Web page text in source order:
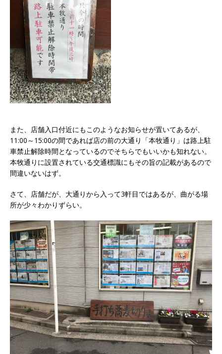
また、店舗入口付近にもこのようなお知らせが置いてあるが、
11:00～15:00の間であれば店の前の大通り「本牧通り」は路上駐
車禁止解除時間となっているのでそちらでもいいかも知れない。
本牧通りに設置されている交通標識にもその旨の記載があるので
間違いないはず。
さて、店舗だが、大通りから入って3軒目ではあるが、曲がる場
所が少々わかりずらい。